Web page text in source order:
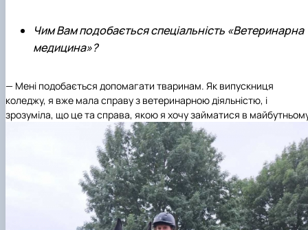
Чим Вам подобається спеціальність «Ветеринарна
медицина»?
— Мені подобається допомагати тваринам. Як випускниця
коледжу, я вже мала справу з ветеринарною діяльністю, і
зрозуміла, що це та справа, якою я хочу займатися в